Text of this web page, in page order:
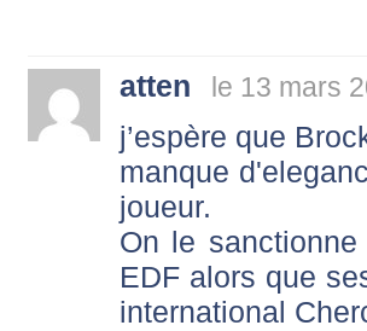
atten le 13 mars
j’espère que
manque
joueur.
On le
EDF alors que
international